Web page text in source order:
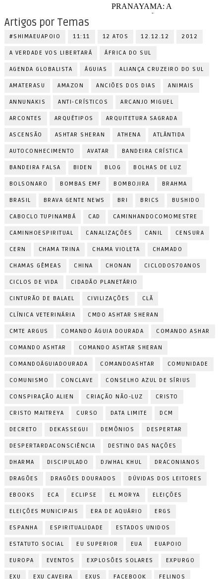
Artigos por Temas
#SHIMAEUAPOIO 11:11 12 ATOS 12.12.12 2012
A VERDADE VOS LIBERTARÁ ÁFRICA DO SUL
AGENDA GLOBALISTA ÁGUIAS ALIANÇA CRUZEIRO DO SUL
AMATERASU AMAZON ANCIÕES DOS DIAS ANIMAIS
ANNUNAKIS ANTI-CRÍSTICOS ARCANJO MIGUEL
ARCONTES ARQUÉTIPOS ARQUITETURA SAGRADA
ASCENSÃO ASHTAR SHERAN ATHENA ATLÂNTIDA
AUTOCONHECIMENTO AVATAR BANDEIRA CRÍSTICA
BANDEIRA FALSA BIDEN BLOG BOLHAS DE LUZ
BOLSONARO BOMBAS EMF BOMBOJIRA BRAHMA
BRASIL BRAVA GENTE NEWS BRI BRICS BUSHIDO
CABOCLO TUPINAMBÁ CAD CAMINHANDOCOMOMESTRE
CAMINHOESPIRITUAL CANALIZAÇÕES CANIL CENSURA
CERN CHAMA TRINA CHAMA VIOLETA CHAMADO
CHAMAS GÊMEAS CHINA CHONAN CICLODOS70ANOS
CICLOS DE VIDA CIDADÃO PLANETÁRIO
CINTURÃO DE BALAEL CIVILIZAÇÕES CLÃ
CLÍNICA VETERINÁRIA CMDO ASHTAR SHERAN
CMTE ARGUS COMANDO ÁGUIA DOURADA COMANDO ASHAR
COMANDO ASHTAR COMANDO ASHTAR SHERAN
COMANDOÁGUIADOURADA COMANDOASHTAR COMUNIDADE
COMUNISMO CONCLAVE CONSELHO AZUL DE SÍRIUS
CONSPIRAÇÃO ALIEN CRIAÇÃO NÃO-LUZ CRISTO
CRISTO MAITREYA CURSO DATA LIMITE DCM
DECRETO DEKASSEGUI DEMÔNIOS DESPERTAR
DESPERTARDACONSCIÊNCIA DESTINO DAS NAÇÕES
DHARMA DISCIPULADO DJWHAL KHUL DRACONIANOS
DRAGÕES DRAGÕES DOURADOS DÚVIDAS DOS LEITORES
EBOOKS ECA ECLIPSE EL MORYA ELEIÇÕES
ELEIÇÕES MUNICIPAIS ERA DE AQUÁRIO ERGS
ESPANHA ESPIRITUALIDADE ESTADOS UNIDOS
ESTATUTO SOCIAL EU SUPERIOR EUA EUAPOIO
EUROPA EVENTOS EXPLOSÕES SOLARES EXPURGO
EXU EXU CAVEIRA EXUS FACEBOOK FELINOS